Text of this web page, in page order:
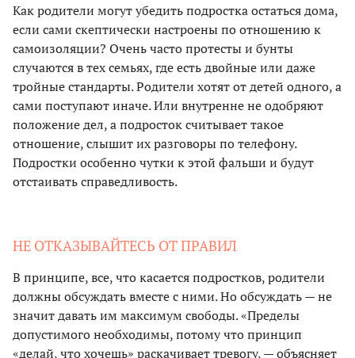
Как родители могут убедить подростка остаться дома,
если сами скептически настроены по отношению к
самоизоляции? Очень часто протесты и бунты
случаются в тех семьях, где есть двойные или даже
тройные стандарты. Родители хотят от детей одного, а
сами поступают иначе. Или внутренне не одобряют
положение дел, а подросток считывает такое
отношение, слышит их разговоры по телефону.
Подростки особенно чутки к этой фальши и будут
отстаивать справедливость.
НЕ ОТКАЗЫВАЙТЕСЬ ОТ ПРАВИЛ
В принципе, все, что касается подростков, родители
должны обсуждать вместе с ними. Но обсуждать — не
значит давать им максимум свободы. «Пределы
допустимого необходимы, потому что принцип
«делай, что хочешь» раскачивает тревогу, — объясняет